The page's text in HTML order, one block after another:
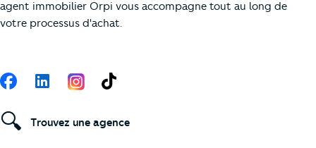
agent immobilier Orpi vous accompagne tout au long de
votre processus d'achat.
Suivez-nous
FacebookLinkedIn TikTok
🔍 Trouvez une agence